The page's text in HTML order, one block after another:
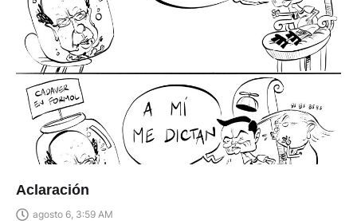
Aclaración
agosto 6, 3:59 AM